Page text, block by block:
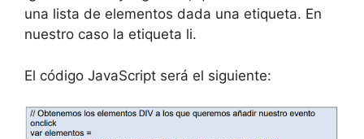
una lista de elementos dada una etiqueta. En
nuestro caso la etiqueta li.
El código JavaScript será el siguiente: